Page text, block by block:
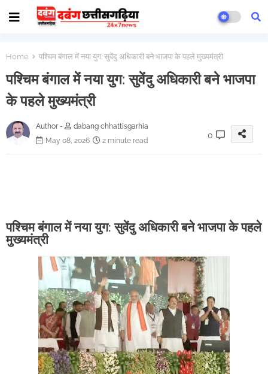
Home पश्चिम बंगाल में नया युग: सुवेंदु अधिकारी बने भाजपा के पहले मुख्यमंत्री
पश्चिम बंगाल में नया युग: सुवेंदु अधिकारी बने भाजपा
के पहले मुख्यमंत्री
Author -
dabang chhattisgarhia
May 08, 2026
2 minute read
0
पश्चिम बंगाल में नया युग: सुवेंदु अधिकारी बने भाजपा के पहले
मुख्यमंत्री